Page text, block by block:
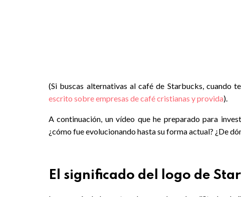
(Si buscas alternativas al café de Starbucks, cuando
escrito sobre empresas de café cristianas y provida).
A continuación, un vídeo que he preparado para
¿cómo fue evolucionando hasta su forma actual? ¿De
El significado del logo de